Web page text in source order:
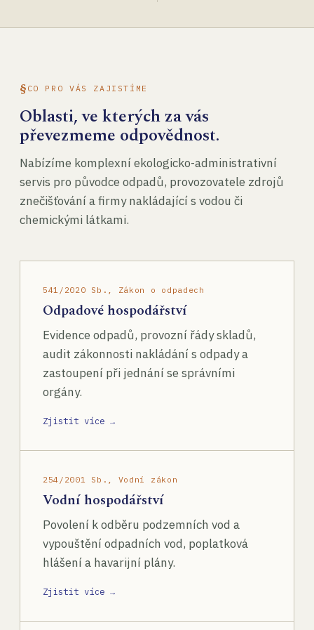
CO PRO VÁS ZAJISTÍME
Oblasti, ve kterých za vás
převezmeme odpovědnost.
Nabízíme komplexní ekologicko-administrativní
servis pro původce odpadů, provozovatele zdrojů
znečišťování a firmy nakládající s vodou či
chemickými látkami.
541/2020 Sb., Zákon o odpadech
Odpadové hospodářství
Evidence odpadů, provozní řády skladů,
audit zákonnosti nakládání s odpady a
zastoupení při jednání se správními
orgány.
Zjistit více →
254/2001 Sb., Vodní zákon
Vodní hospodářství
Povolení k odběru podzemních vod a
vypouštění odpadních vod, poplatková
hlášení a havarijní plány.
Zjistit více →